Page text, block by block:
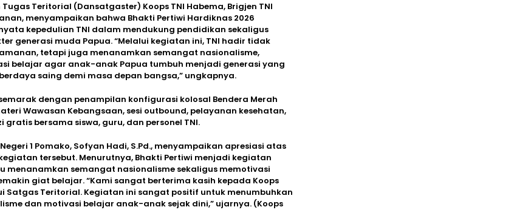
Teritorial (Dansatgaster) Koops TNI Habema, Brigjen TNI
menyampaikan bahwa Bhakti Pertiwi Hardiknas 2026
kepedulian TNI dalam mendukung pendidikan sekaligus
generasi muda Papua. “Melalui kegiatan ini, TNI hadir tidak
tetapi juga menanamkan semangat nasionalisme,
belajar agar anak-anak Papua tumbuh menjadi generasi yang
saing demi masa depan bangsa,” ungkapnya.
dengan penampilan konfigurasi kolosal Bendera Merah
Wawasan Kebangsaan, sesi outbound, pelayanan kesehatan,
gratis bersama siswa, guru, dan personel TNI.
1 Pomako, Sofyan Hadi, S.Pd., menyampaikan apresiasi atas
tersebut. Menurutnya, Bhakti Pertiwi menjadi kegiatan
menanamkan semangat nasionalisme sekaligus memotivasi
giat belajar. “Kami sangat berterima kasih kepada Koops
Satgas Teritorial. Kegiatan ini sangat positif untuk menumbuhkan
dan motivasi belajar anak-anak sejak dini,” ujarnya. (Koops